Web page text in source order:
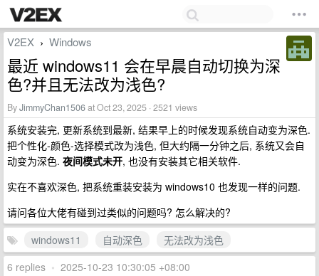
V2EX › Windows
最近 windows11 会在早晨自动切换为深
色?并且无法改为浅色?
ByJimmyChan1506at Oct 23, 2025 · 2521 views
系统安装完, 更新系统到最新, 结果早上的时候发现系统自动变为深色.
把个性化-颜色-选择模式改为浅色, 但大约隔一分钟之后, 系统又会自
动变为深色. 夜间模式未开, 也没有安装其它相关软件.
实在不喜欢深色, 把系统重装安装为 windows10 也发现一样的问题.
请问各位大佬有碰到过类似的问题吗? 怎么解决的?
windows11
自动深色
无法改为浅色
6 replies • 2025-10-23 10:30:05 +08:00